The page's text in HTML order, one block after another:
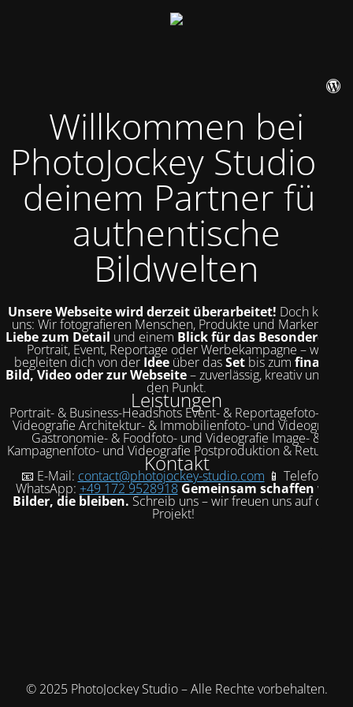
Willkommen bei
PhotoJockey Studio –
deinem Partner für
authentische
Bildwelten
Unsere Webseite wird derzeit überarbeitet! Doch kurz zu
uns: Wir fotografieren Menschen, Produkte und Marken mit
Liebe zum Detail und einem Blick für das Besondere
Portrait, Event, Reportage oder Werbekampagne – wir
begleiten dich von der Ideeüber dasSetbis zum finalen
Bild, Video oder zur Webseite– zuverlässig, kreativ und auf
den Punkt.
Leistungen
Portrait- & Business-Headshots Event- & Reportagefoto- und
Videografie Architektur- & Immobilienfoto- und Videografie
Gastronomie- & Foodfoto- und Videografie Image- &
Kampagnenfoto- und Videografie Postproduktion & Retusche
Kontakt
📧 E-Mail: contact@photojockey-studio.com 📱 Telefon /
WhatsApp: +49 172 9528918 Gemeinsam schaffen wir
Bilder, die bleiben. Schreib uns – wir freuen uns auf dein
Projekt!
© 2025 PhotoJockey Studio – Alle Rechte vorbehalten.